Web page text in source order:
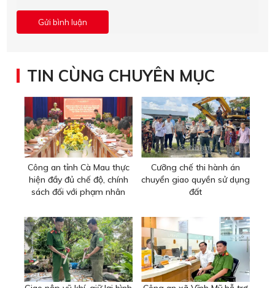
TIN CÙNG CHUYÊN MỤC
Công an tỉnh Cà Mau thực
hiện đầy đủ chế độ, chính
sách đối với phạm nhân
Cưỡng chế thi hành án
chuyển giao quyền sử dụng
đất